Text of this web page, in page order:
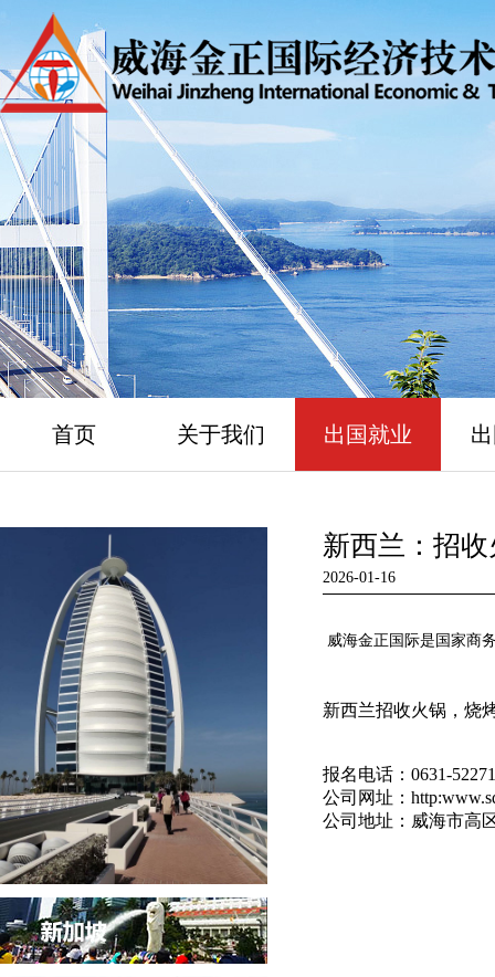
首页 关于我们 出国就业
新西兰：招
2026-01-16
威海金正国际是国家
新西兰招收火锅，烧
报名电话：0631-
公司网址：
公司地址：威海市高